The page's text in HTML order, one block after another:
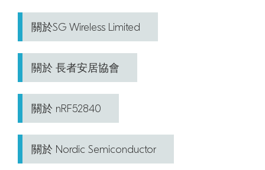
關於SG Wireless Limited
關於 長者安居協會
關於 nRF52840
關於 Nordic Semiconductor